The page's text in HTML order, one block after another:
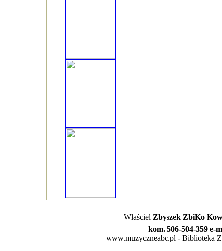
Właściel Zbyszek ZbiKo
kom. 506-504-359 e-
www.muzyczneabc.pl - Biblioteka